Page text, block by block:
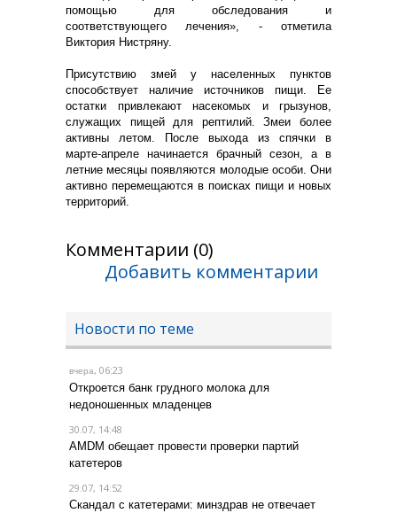
помощью для обследования и
соответствующего лечения», - отметила
Виктория Нистряну.
Присутствию змей у населенных пунктов
способствует наличие источников пищи. Ее
остатки привлекают насекомых и грызунов,
служащих пищей для рептилий. Змеи более
активны летом. После выхода из спячки в
марте-апреле начинается брачный сезон, а в
летние месяцы появляются молодые особи. Они
активно перемещаются в поисках пищи и новых
территорий.
Комментарии (0)
Добавить комментарии
Новости по теме
вчера, 06:23
Откроется банк грудного молока для
недоношенных младенцев
30.07, 14:48
AMDM обещает провести проверки партий
катетеров
29.07, 14:52
Скандал с катетерами: минздрав не отвечает